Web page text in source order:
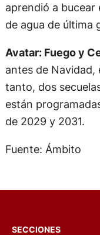
aprendió a bucear
de agua de última
Avatar: Fuego y
antes de Navidad,
tanto, dos
están
de 2029 y 2031.
Fuente: Ámbito
SECCIONES